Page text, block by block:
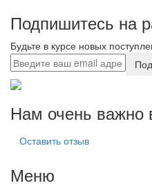
Подпишитесь на
Будьте в курсе новых
Нам очень
Оставить отзыв
Меню